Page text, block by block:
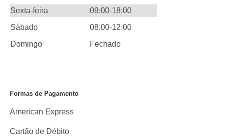
Sexta-feira
09:00-18:00
Sábado
08:00-12:00
Domingo
Fechado
Formas de Pagamento
American Express
Cartão de Débito